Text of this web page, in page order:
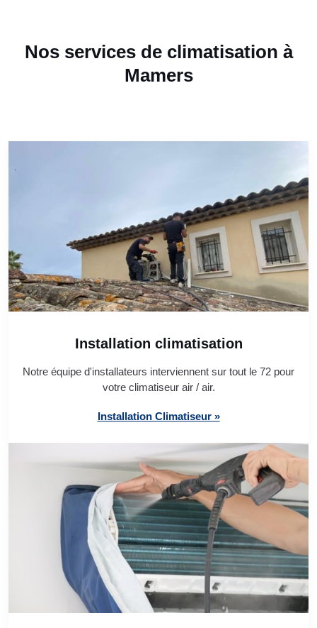
Nos services de climatisation à
Mamers
Installation climatisation
Notre équipe d'installateurs interviennent sur tout le 72 pour
votre climatiseur air / air.
Installation Climatiseur »